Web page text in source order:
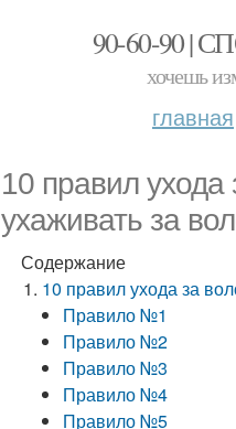
90-60-90 |
хочешь
главная
10 правил ухода
ухаживать за
Содержание
10 правил ухода за
Правило №1
Правило №2
Правило №3
Правило №4
Правило №5